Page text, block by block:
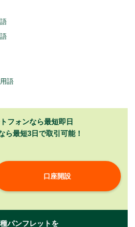
語
フォンなら最短即日
ら最短3日で取引可能！
口座開設
パンフレットを